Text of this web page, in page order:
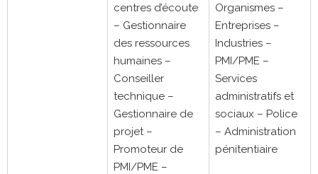
centres d’écoute
– Gestionnaire
des ressources
humaines –
Conseiller
technique –
Gestionnaire de
projet –
Promoteur de
PMI/PME –
Organismes –
Entreprises –
Industries –
PMI/PME –
Services
administratifs et
sociaux – Police
– Administration
pénitentiaire